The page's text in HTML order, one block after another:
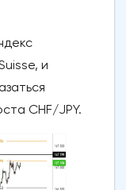
и
CHF/JPY.